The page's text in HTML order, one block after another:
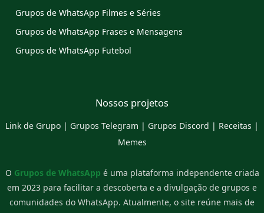
Grupos de WhatsApp Filmes e Séries
Grupos de WhatsApp Frases e Mensagens
Grupos de WhatsApp Futebol
Nossos projetos
Link de Grupo | Grupos Telegram | Grupos Discord | Receitas |
Memes
O Grupos de WhatsApp é uma plataforma independente criada
em 2023 para facilitar a descoberta e a divulgação de grupos e
comunidades do WhatsApp. Atualmente, o site reúne mais de